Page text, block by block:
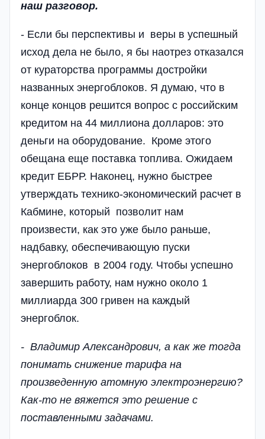
наш разговор.
- Если бы перспективы и веры в успешный
исход дела не было, я бы наотрез отказался
от кураторства программы достройки
названных энергоблоков. Я думаю, что в
конце концов решится вопрос с российским
кредитом на 44 миллиона долларов: это
деньги на оборудование. Кроме этого
обещана еще поставка топлива. Ожидаем
кредит ЕБРР. Наконец, нужно быстрее
утверждать технико-экономический расчет в
Кабмине, который позволит нам
произвести, как это уже было раньше,
надбавку, обеспечивающую пуски
энергоблоков в 2004 году. Чтобы успешно
завершить работу, нам нужно около 1
миллиарда 300 гривен на каждый
энергоблок.
- Владимир Александрович, а как же тогда
понимать снижение тарифа на
произведенную атомную электроэнергию?
Как-то не вяжется это решение с
поставленными задачами.